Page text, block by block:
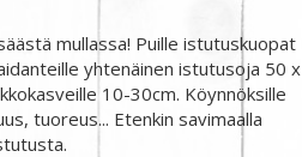
mullassa! Puille istutuskuopat
yhtenäinen istutusoja 50 x
10-30cm. Köynnöksille
tuoreus... Etenkin savimaalla